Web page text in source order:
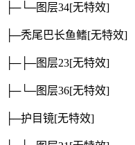
├─└─图层34[无特效]
├─秃尾巴长鱼鳍[无特效]
├─├─图层23[无特效]
├─└─图层36[无特效]
├─护目镜[无特效]